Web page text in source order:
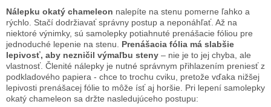
Nálepku okatý chameleon nalepíte na stenu pomerne ľahko a
rýchlo. Stačí dodržiavať správny postup a neponáhľať. Až na
niektoré výnimky, sú samolepky potiahnuté prenášacie fóliou pre
jednoduché lepenie na stenu. Prenášacia fólia má slabšie
lepivosť, aby nezničil výmaľbu steny – nie je to jej chyba, ale
vlastnosť. Členité nálepky je nutné správnym přihlazením preniesť z
podkladového papiera - chce to trochu cviku, pretože vďaka nižšej
lepivosti prenášacej fólie to môže ísť aj horšie. Pri lepení samolepky
okatý chameleon sa držte nasledujúceho postupu: